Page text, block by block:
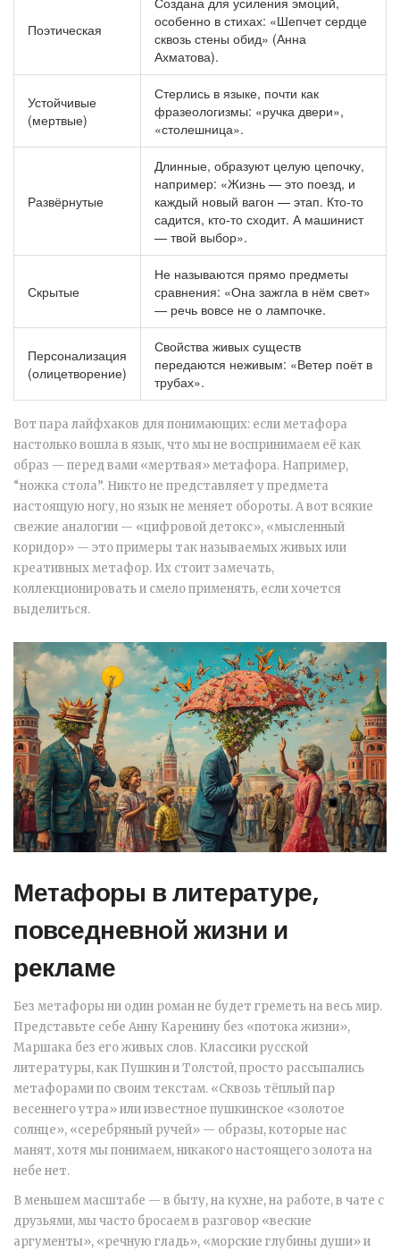
Поэтическая
особенно в стихах: «Шепчет сердце
сквозь стены обид» (Анна
Ахматова).
Устойчивые
(мертвые)
Стерлись в языке, почти как
фразеологизмы: «ручка двери»,
«столешница».
Развёрнутые
Длинные, образуют целую цепочку,
например: «Жизнь — это поезд, и
каждый новый вагон — этап. Кто-то
садится, кто-то сходит. А машинист
— твой выбор».
Скрытые
Не называются прямо предметы
сравнения: «Она зажгла в нём свет»
— речь вовсе не о лампочке.
Персонализация
(олицетворение)
Свойства живых существ
передаются неживым: «Ветер поёт в
трубах».
Вот пара лайфхаков для понимающих: если метафора
настолько вошла в язык, что мы не воспринимаем её как
образ — перед вами «мертвая» метафора. Например,
“ножка стола”. Никто не представляет у предмета
настоящую ногу, но язык не меняет обороты. А вот всякие
свежие аналогии — «цифровой детокс», «мысленный
коридор» — это примеры так называемых живых или
креативных метафор. Их стоит замечать,
коллекционировать и смело применять, если хочется
выделиться.
Метафоры в литературе,
повседневной жизни и
рекламе
Без метафоры ни один роман не будет греметь на весь мир.
Представьте себе Анну Каренину без «потока жизни»,
Маршака без его живых слов. Классики русской
литературы, как Пушкин и Толстой, просто рассыпались
метафорами по своим текстам. «Сквозь тёплый пар
весеннего утра» или известное пушкинское «золотое
солнце», «серебряный ручей» — образы, которые нас
манят, хотя мы понимаем, никакого настоящего золота на
небе нет.
В меньшем масштабе — в быту, на кухне, на работе, в чате с
друзьями, мы часто бросаем в разговор «веские
аргументы», «речную гладь», «морские глубины души» и